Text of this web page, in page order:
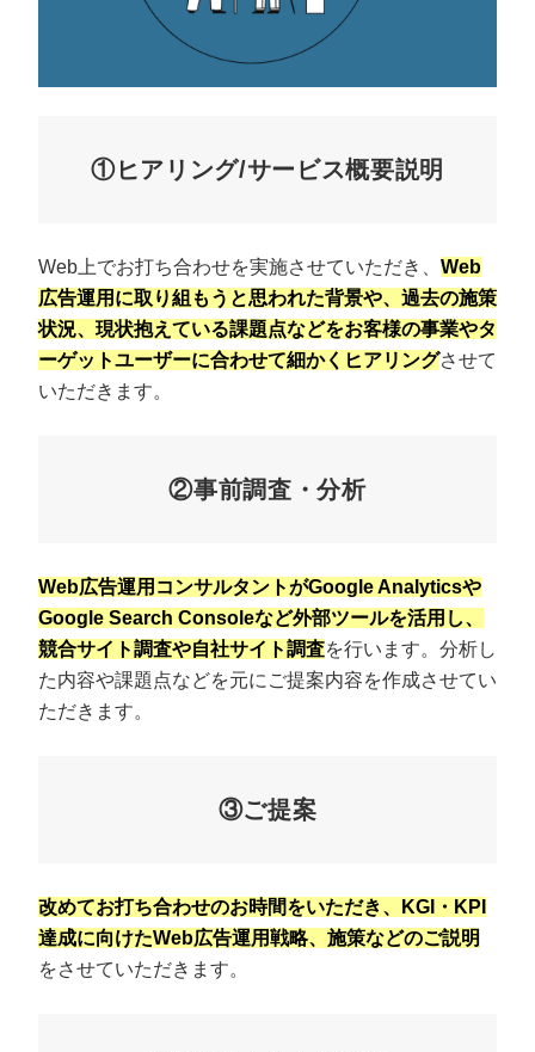
①ヒアリング/サービス概要説明
Web上でお打ち合わせを実施させていただき、 Web
広告運用に取り組もうと思われた背景や、過去の施策
状況、現状抱えている課題点などをお客様の事業やタ
ーゲットユーザーに合わせて細かくヒアリングさせて
いただきます。
②事前調査・分析
Web広告運用コンサルタントがGoogle Analyticsや
Google Search Consoleなど外部ツールを活用し、
競合サイト調査や自社サイト調査を行います。分析し
た内容や課題点などを元にご提案内容を作成させてい
ただきます。
③ご提案
改めてお打ち合わせのお時間をいただき、KGI・KPI
達成に向けたWeb広告運用戦略、施策などのご説明
をさせていただきます。